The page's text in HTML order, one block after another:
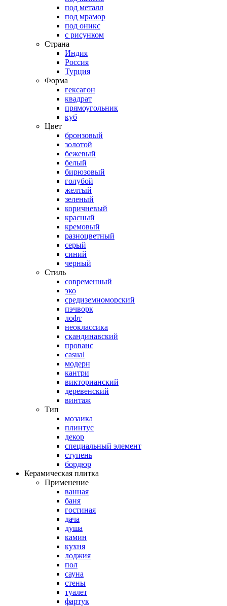
под металл
под мрамор
под оникс
с рисунком
Страна
Индия
Россия
Турция
Форма
гексагон
квадрат
прямоугольник
куб
Цвет
бронзовый
золотой
бежевый
белый
бирюзовый
голубой
желтый
зеленый
коричневый
красный
кремовый
разноцветный
серый
синий
черный
Стиль
современный
эко
средиземноморский
пэчворк
лофт
неоклассика
скандинавский
прованс
casual
модерн
кантри
викторианский
деревенский
винтаж
Тип
мозаика
плинтус
декор
специальный элемент
ступень
бордюр
Керамическая плитка
Применение
ванная
баня
гостиная
дача
душа
камин
кухня
лоджия
пол
сауна
стены
туалет
фартук